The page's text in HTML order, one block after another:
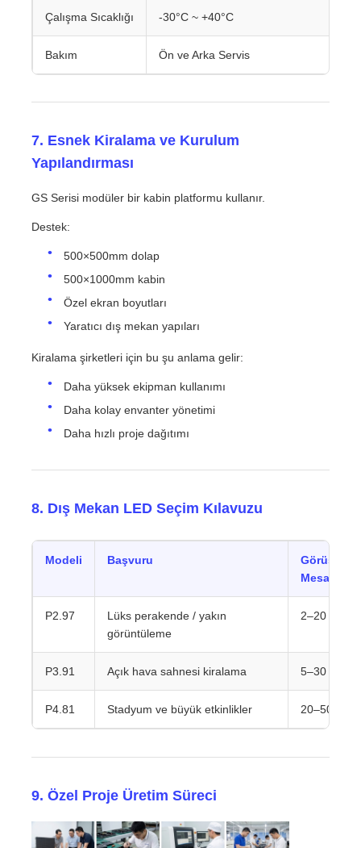
Çalışma Sıcaklığı -30°C ~ +40°C
Bakım Ön ve Arka Servis
7. Esnek Kiralama ve Kurulum
Yapılandırması
GS Serisi modüler bir kabin platformu kullanır.
Destek:
500×500mm dolap
500×1000mm kabin
Özel ekran boyutları
Yaratıcı dış mekan yapıları
Kiralama şirketleri için bu şu anlama gelir:
Daha yüksek ekipman kullanımı
Daha kolay envanter yönetimi
Daha hızlı proje dağıtımı
8. Dış Mekan LED Seçim Kılavuzu
Modeli Başvuru
Görüş
Mesafesi
P2.97
Lüks perakende / yakın
görüntüleme
2–20 m
P3.91 Açık hava sahnesi kiralama 5–30 m
P4.81 Stadyum ve büyük etkinlikler 20–50 m
9. Özel Proje Üretim Süreci